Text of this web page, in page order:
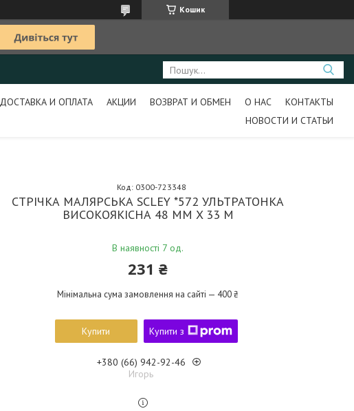
Кошик
ДОСТАВКА И ОПЛАТА АКЦИИ ВОЗВРАТ И ОБМЕН О НАС
КОНТАКТЫ
НОВОСТИ И СТАТЬИ
СТРІЧКА МАЛЯРСЬКА SCLEY *572 УЛЬТРАТОНКА
ВИСОКОЯКІСНА 48 ММ X 33 М
В наявності 7 од.
Код: 0300-723348
231 ₴
Мінімальна сума замовлення на сайті — 400 ₴
Купити Купити з
+380 (66) 942-92-46
Игорь